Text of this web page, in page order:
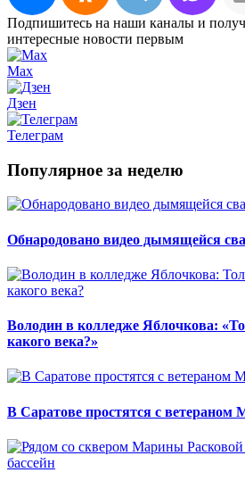
Подпишитесь на наши каналы и
интересные новости первым
Max
Дзен
Телеграм
Популярное за неделю
Обнародовано видео дымящейся
Володин в колледже Яблочкова:
какого века?»
В Саратове простятся с